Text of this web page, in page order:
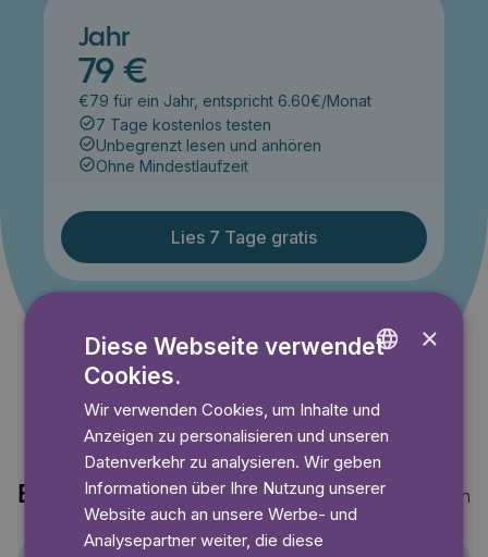
Jahr
79 €
€79 für ein Jahr, entspricht 6.60€/Monat
7 Tage kostenlos testen
Unbegrenzt lesen und anhören
Ohne Mindestlaufzeit
Lies 7 Tage gratis
Angebot gültig bis einschließlich 14.09.2026. Nur für
Neukunden.
Entdecke auch Mehr anzeigen
GERMAN
×
Diese Webseite verwendet
Cookies.
Wir verwenden Cookies, um Inhalte und
Anzeigen zu personalisieren und unseren
Datenverkehr zu analysieren. Wir geben
Informationen über Ihre Nutzung unserer
Website auch an unsere Werbe- und
Analysepartner weiter, die diese